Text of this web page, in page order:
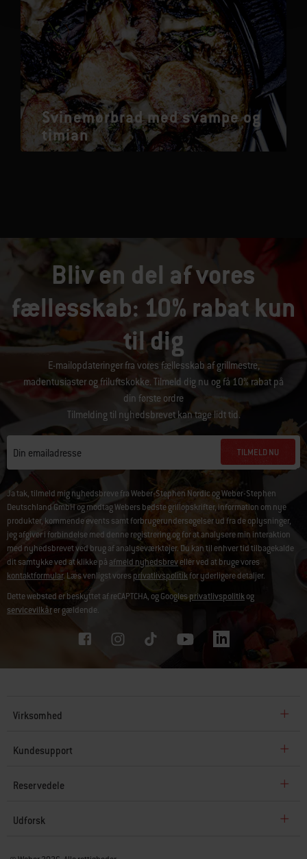
Svinemørbrad med svampe og
timian
Bliv en del af vores
fællesskab: 10% rabat kun
til dig
E-mailopdateringer fra vores fællesskab af grillmestre,
madentusiaster og friluftskokke. Tilmeld dig nu og få 10% rabat på
din første ordre
Tilmelding til nyhedsbrevet kan tage lidt tid.
Din emailadresse TILMELD NU
Ja tak, tilmeld mig nyhedsbreve fra Weber-Stephen Nordic og Weber-Stephen
Deutschland GmbH og modtag Webers bedste grillopskrifter, information om nye
produkter, kommende events samt forbrugerundersøgelser ud fra de oplysninger,
jeg afgiver i forbindelse med denne registrering og for at analysere min interaktion
med nyhedsbrevet ved brug af analyseværktøjer. Du kan til enhver tid tilbagekalde
dit samtykke ved at klikke på afmeld nyhedsbreveller ved at bruge vores
kontaktformular. Læs venligst voresprivatlivspolitikfor yderligere detaljer.
Dette websted er beskyttet af reCAPTCHA, og Googlesprivatlivspolitikog
servicevilkårer gældende.
Virksomhed
Kundesupport
Reservedele
Udforsk